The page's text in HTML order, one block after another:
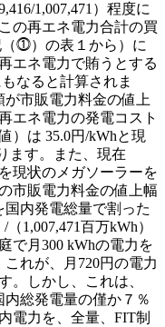
1,007,471）程度に
の再エネ電力合計の買
（⓵）の表１から）に
エネ電力で賄うとする
なると計算されま
市販電力料金の値上
エネ電力の発電コスト
）は 35.0円/kWhと現
ます。また、現在
現状のメガソーラーを
市販電力料金の値上幅
国内発電総量で割った
1,007,471百万kWh）
で月300 kWhの電力を
れが、月720円の電力
。しかし、これは、
総発電量の僅か７％
電力を、全量、FIT制